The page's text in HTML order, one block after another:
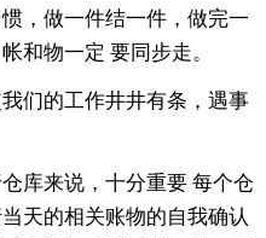
，做一件结一件，做完一
和物一定 要同步走。
们的工作井井有条，遇事
库来说，十分重要 每个仓
天的相关账物的自我确认